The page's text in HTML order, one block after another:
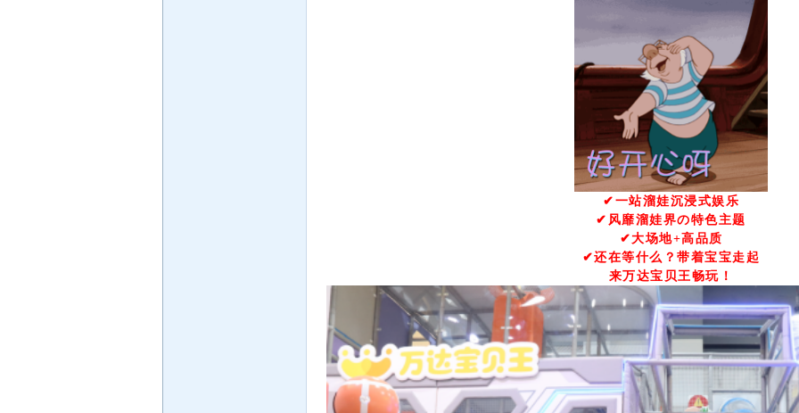
✔一站溜娃沉浸式娱乐
✔风靡溜娃界の特色主题
✔大场地+高品质
✔还在等什么？带着宝宝走起
来万达宝贝王畅玩！